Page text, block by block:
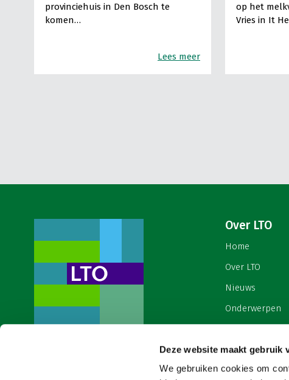
Deze website maakt gebruik
We gebruiken cookies om
provinciehuis in Den Bosch te
komen…
Lees meer
op het
Vries in It
werkgeversorganisatie met meerwaarde,
Over LTO
Home
Over LTO
Nieuws
Onderwerpen
Contact
Cookies &